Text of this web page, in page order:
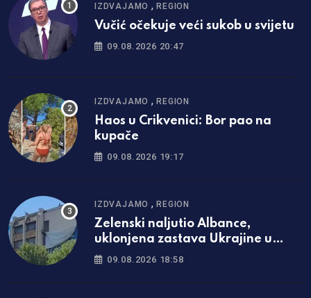
IZDVAJAMO ,REGION
Vučić očekuje veći sukob u svijetu
09.08.2026 20:47
IZDVAJAMO ,REGION
Haos u Crikvenici: Bor pao na
kupače
09.08.2026 19:17
IZDVAJAMO ,REGION
Zelenski naljutio Albance,
uklonjena zastava Ukrajine u
Prištini
09.08.2026 18:58